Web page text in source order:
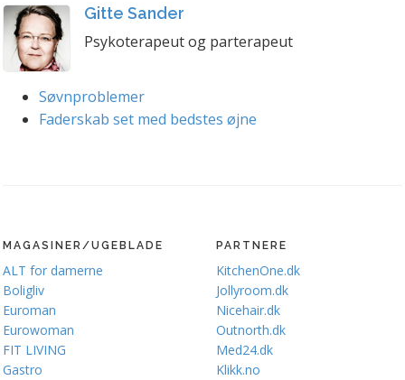
Gitte Sander
Psykoterapeut og parterapeut
Søvnproblemer
Faderskab set med bedstes øjne
MAGASINER/UGEBLADE
ALT for damerne
Boligliv
Euroman
Eurowoman
FIT LIVING
Gastro
PARTNERE
KitchenOne.dk
Jollyroom.dk
Nicehair.dk
Outnorth.dk
Med24.dk
Klikk.no